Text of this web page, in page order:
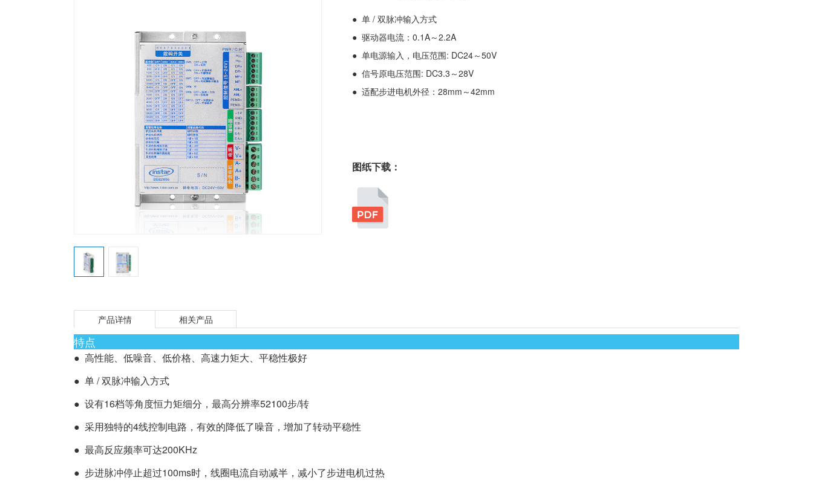
● 单 / 双脉冲输入方式
● 驱动器电流：0.1A～2.2A
● 单电源输入，电压范围: DC24～50V
● 信号原电压范围: DC3.3～28V
● 适配步进电机外径：28mm～42mm
图纸下载：
产品详情 相关产品
特点
● 高性能、低噪音、低价格、高速力矩大、平稳性极好
● 单 / 双脉冲输入方式
● 设有16档等角度恒力矩细分，最高分辨率52100步/转
● 采用独特的4线控制电路，有效的降低了噪音，增加了转动平稳性
● 最高反应频率可达200KHz
● 步进脉冲停止超过100ms时，线圈电流自动减半，减小了步进电机过热